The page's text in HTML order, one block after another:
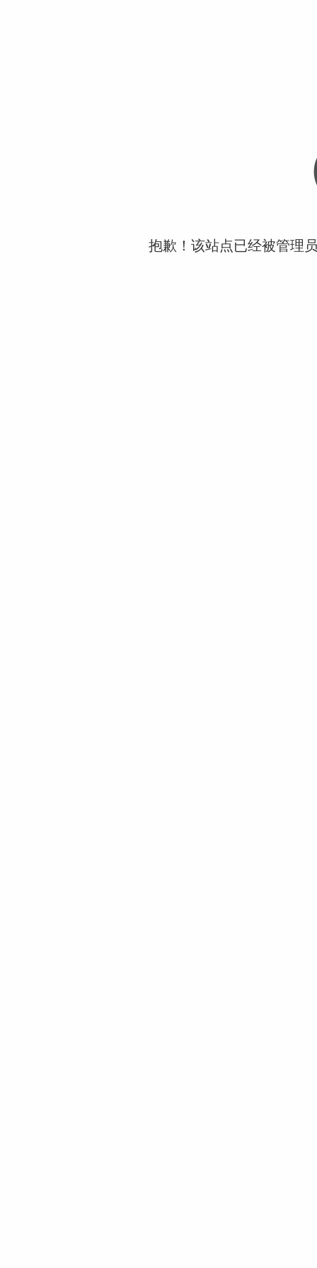
抱歉！该站点已经被管理